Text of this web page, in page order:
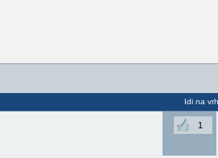
Idi na vrh
1